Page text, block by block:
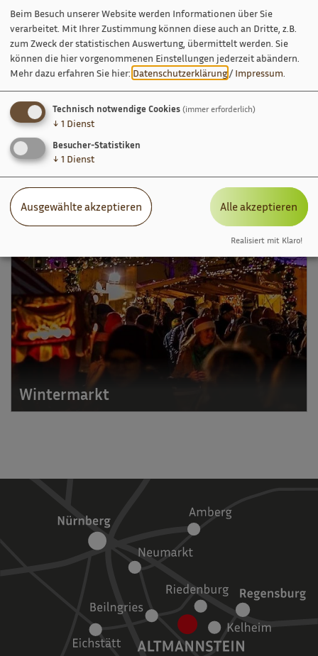
Dienstleistermesse "Rund ums Leben"
Wintermarkt
Beim Besuch unserer Website werden Informationen über Sie
verarbeitet. Mit Ihrer Zustimmung können diese auch an Dritte, z.B.
zum Zweck der statistischen Auswertung, übermittelt werden. Sie
können die hier vorgenommenen Einstellungen jederzeit abändern.
Mehr dazu erfahren Sie hier: Datenschutzerklärung/ Impressum.
Technisch notwendige Cookies (immer erforderlich)
↓ 1 Dienst
Besucher-Statistiken
↓ 1 Dienst
Ausgewählte akzeptieren Alle akzeptieren
Realisiert mit Klaro!